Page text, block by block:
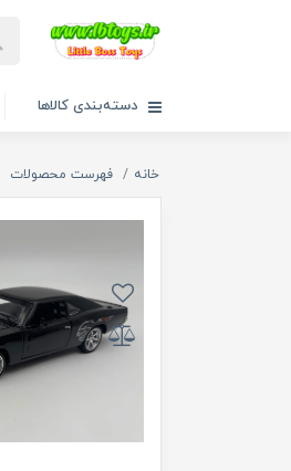
دسته‌بندی کالاها
خانه فهرست محصولات